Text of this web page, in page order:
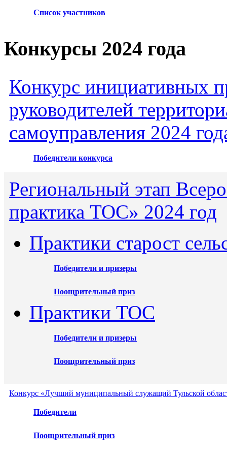
Список участников
Конкурсы 2024 года
Конкурс инициативных
руководителей
самоуправления 2024
Победители конкурса
Региональный этап
практика ТОС» 2024 год
Практики старост
Победители и призеры
Поощрительный приз
Практики ТОС
Победители и призеры
Поощрительный приз
Конкурс «Лучший муниципальный служащий Тульской
Победители
Поощрительный приз